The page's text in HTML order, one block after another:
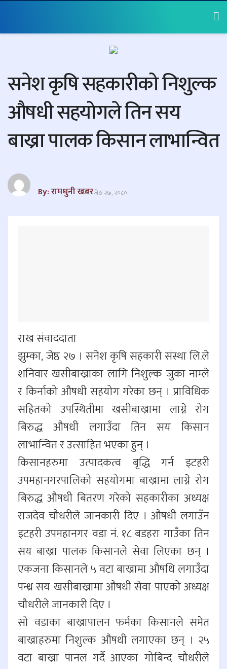
सनेश कृषि सहकारीको निशुल्क
औषधी सहयोगले तिन सय
बाख्रा पालक किसान लाभान्वित
By: रामधुनी खबरजेठ २७, २०८०
राख संवाददाता
झुम्का, जेष्ठ २७ । सनेश कृषि सहकारी संस्था लि.ले
शनिवार खसीबाख्राका लागि निशुल्क जुका नाम्ले
र किर्नाको औषधी सहयोग गरेका छन् । प्राविधिक
सहितको उपस्थितीमा खसीबाख्रामा लाग्ने रोग
बिरुद्ध औषधी लगाउँदा तिन सय किसान
लाभान्वित र उत्साहित भएका हुन् ।
किसानहरुमा उत्पादकत्व बृद्धि गर्न इटहरी
उपमहानगरपालिको सहयोगमा बाख्रामा लाग्ने रोग
बिरुद्ध औषधी बितरण गरेको सहकारीका अध्यक्ष
राजदेव चौधरीले जानकारी दिए । औषधी लगाउँन
इटहरी उपमहानगर वडा नं. १८ बडहरा गाउँका तिन
सय बाख्रा पालक किसानले सेवा लिएका छन् ।
एकजना किसानले ५ वटा बाख्रामा औषधि लगाउँदा
पन्ध्र सय खसीबाख्रामा औषधी सेवा पाएको अध्यक्ष
चौधरीले जानकारी दिए ।
सो वडाका बाख्रापालन फर्मका किसानले समेत
बाख्राहरुमा निशुल्क औषधी लगाएका छन् । २५
वटा बाख्रा पानल गर्दै आएका गोबिन्द चौधरीले